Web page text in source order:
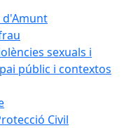
d'Amunt
sexuals i
públic i contextos
Civil